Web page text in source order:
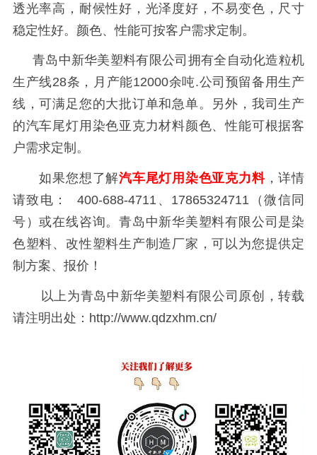
透光率高，耐候性好，光泽度好，不易变色，尺寸
稳定性好。颜色、性能可按客户需求定制。
青岛中新华美塑料有限公司拥有全自动化造粒机
生产线28条，月产能12000余吨.公司预留备用生产
线，可满足您的大批订单和急单。另外，我司生产
的汽车尾灯用染色亚克力材料颜色、性能可根据客
户需求定制。
如果您想了解汽车尾灯用染色亚克力料，详情
请致电：
400-688-4711 、 17865324711 （微信同
号）或在线咨询。青岛中新华美塑料有限公司是染
色塑料、改性塑料生产制造厂家，可以为您提供定
制方案、报价！
以上为青岛中新华美塑料有限公司原创，转载
请注明出处： http://www.qdzxhm.cn/